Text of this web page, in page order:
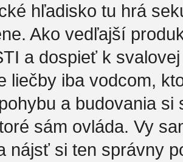
hľadisko tu hrá
Ako vedľajší
a dospieť k
liečby iba vodcom,
a budovania
sám ovláda. Vy
nájsť si ten správny